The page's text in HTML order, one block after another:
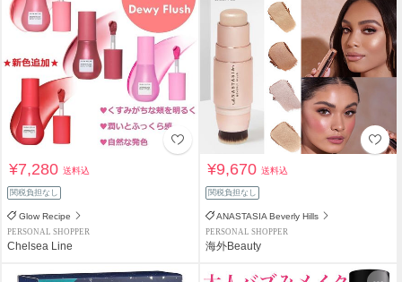
¥7,280送料込
関税負担なし
Glow Recipe
PERSONAL SHOPPER
Chelsea Line
¥9,670送料込
関税負担なし
ANASTASIA Beverly Hills
PERSONAL SHOPPER
海外Beauty